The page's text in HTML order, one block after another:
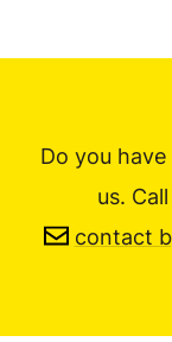
Do you
us. Call
contact